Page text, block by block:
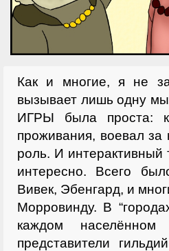
Как и многие, я не
вызывает лишь одну
ИГРЫ была проста:
проживания, воевал
роль. И интерактивный
интересно. Всего
Вивек, Эбенгард, и
Морровинду. В
каждом
представители